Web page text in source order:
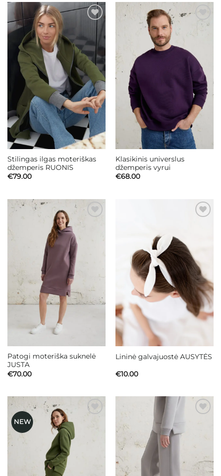
€150.00
Mėgstamiausias
Stilingas ilgas moteriškas
džemperis RUONIS
€79.00
Mėgstamiausias
Klasikinis universlus
džemperis vyrui
€68.00
Mėgstamiausias
Patogi moteriška suknelė
JUSTA
€70.00
Mėgstamiausias
Lininė galvajuostė AUSYTĖS
€10.00
NEW
Mėgstamiausias Mėgstamiausias